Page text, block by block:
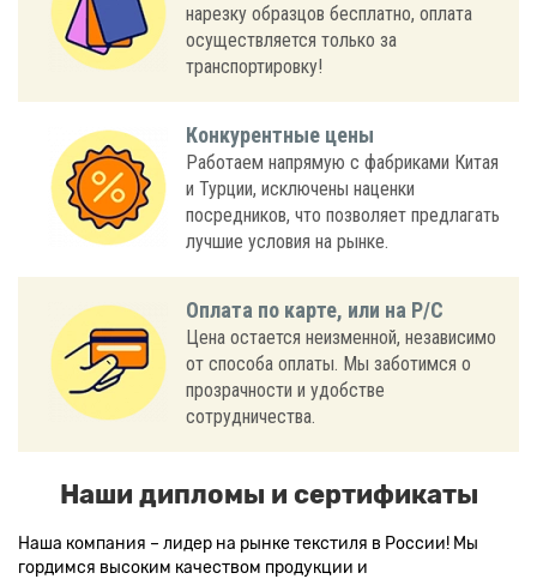
нарезку образцов бесплатно, оплата
осуществляется только за
транспортировку!
Конкурентные цены
Работаем напрямую с фабриками Китая
и Турции, исключены наценки
посредников, что позволяет предлагать
лучшие условия на рынке.
Оплата по карте, или на Р/С
Цена остается неизменной, независимо
от способа оплаты. Мы заботимся о
прозрачности и удобстве
сотрудничества.
Наши дипломы и сертификаты
Наша компания – лидер на рынке текстиля в России! Мы
гордимся высоким качеством продукции и